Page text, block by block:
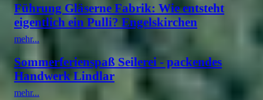
Führung Gläserne Fabrik: Wie entsteht
eigentlich ein Pulli? Engelskirchen
mehr...
Sommerferienspaß Seilerei - packendes
Handwerk Lindlar
mehr...